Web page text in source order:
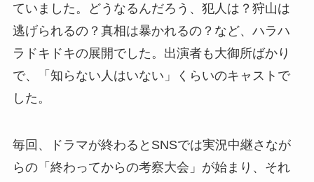
ていました。どうなるんだろう、犯人は？狩山は
逃げられるの？真相は暴かれるの？など、ハラハ
ラドキドキの展開でした。出演者も大御所ばかり
で、「知らない人はいない」くらいのキャストで
した。
毎回、ドラマが終わるとSNSでは実況中継さなが
らの「終わってからの考察大会」が始まり、それ